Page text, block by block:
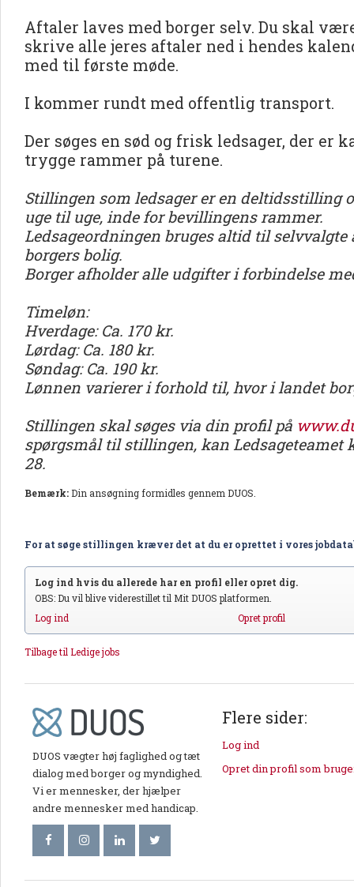
Aftaler laves med borger selv. Du skal
skrive alle jeres aftaler ned i hendes
med til første møde.
I kommer rundt med offentlig transport.
Der søges en sød og frisk ledsager, der er
trygge rammer på turene.
Stillingen som ledsager er en deltidsstilling
uge til uge, inde for bevillingens rammer.
Ledsageordningen bruges altid til
borgers bolig.
Borger afholder alle udgifter i forbindelse
Timeløn:
Hverdage: Ca. 170 kr.
Lørdag: Ca. 180 kr.
Søndag: Ca. 190 kr.
Lønnen varierer i forhold til, hvor i landet
Stillingen skal søges via din profil på
spørgsmål til stillingen, kan Ledsageteamet
28.
Bemærk:Din ansøgning formidles gennem DUOS.
For at søge stillingen kræver det at du er oprettet i vores
Log ind hvis du allerede har en profil eller opret dig.
OBS: Du vil blive viderestillet til Mit DUOS platformen.
Log ind
Opret profil
Tilbage til Ledige jobs
DUOS vægter høj faglighed og tæt
dialog med borger og myndighed.
Vi er mennesker, der hjælper
andre mennesker med handicap.
Flere sider:
Log ind
Opret din profil som